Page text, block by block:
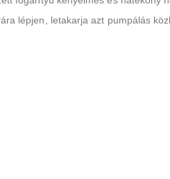
lépjen, letakarja azt pumpálás